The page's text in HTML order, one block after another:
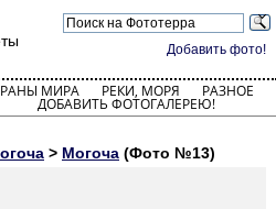
Добавить фото!
МИРА РЕКИ, МОРЯ РАЗНОЕ
ДОБАВИТЬ ФОТОГАЛЕРЕЮ!
> Могоча (Фото №13)